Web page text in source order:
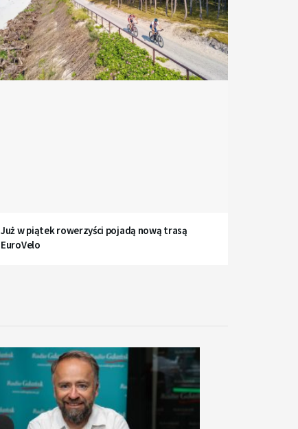
Już w piątek rowerzyści pojadą nową trasą
EuroVelo